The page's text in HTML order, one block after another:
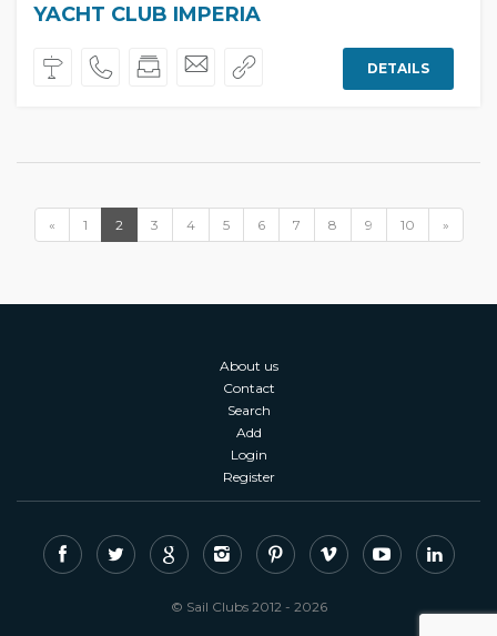
YACHT CLUB IMPERIA
DETAILS
« 1 2 3 4 5 6 7 8 9 10 »
About us
Contact
Search
Add
Login
Register
© Sail Clubs 2012 - 2026